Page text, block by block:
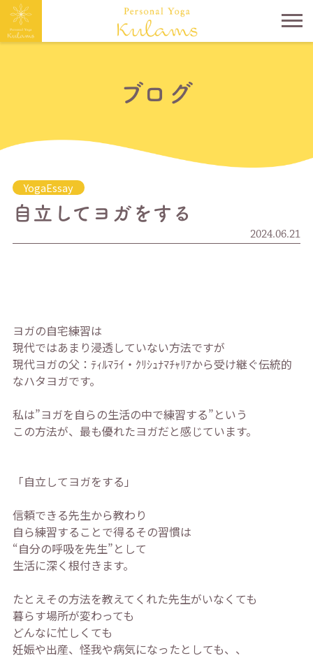
ブログ
YogaEssay
自立してヨガをする
2024.06.21
ヨガの自宅練習は
現代ではあまり浸透していない方法ですが
現代ヨガの父：ﾃｨﾙﾏﾗｲ・ｸﾘｼｭﾅﾏﾁｬﾘｱから受け継ぐ伝統的
なハタヨガです。
私は”ヨガを自らの生活の中で練習する”という
この方法が、最も優れたヨガだと感じています。
「自立してヨガをする」
信頼できる先生から教わり
自ら練習することで得るその習慣は
“自分の呼吸を先生”として
生活に深く根付きます。
たとえその方法を教えてくれた先生がいなくても
暮らす場所が変わっても
どんなに忙しくても
妊娠や出産、怪我や病気になったとしても、、